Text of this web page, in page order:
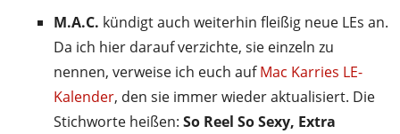
M.A.C. kündigt auch weiterhin fleißig neue LEs an.
Da ich hier darauf verzichte, sie einzeln zu
nennen, verweise ich euch aufMac Karries LE-
Kalender, den sie immer wieder aktualisiert. Die
Stichworte heißen: So Reel So Sexy, Extra